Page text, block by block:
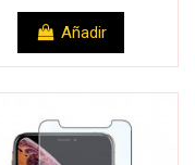
Añadir